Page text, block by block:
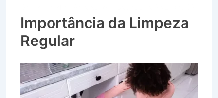
Importância da Limpeza
Regular